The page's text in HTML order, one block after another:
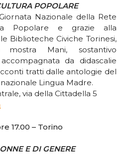
POPOLARE
Nazionale della Rete
Popolare e grazie alla
Biblioteche Civiche Torinesi,
mostra Mani, sostantivo
da didascalie
tratti dalle antologie del
Lingua Madre.
via della Cittadella 5
17.00 – Torino
E DI GENERE